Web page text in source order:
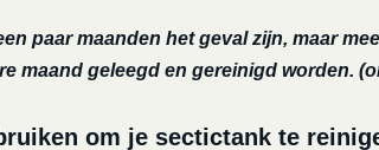
paar maanden het geval zijn, maar
maand geleegd en gereinigd worden.
om je sectictank te